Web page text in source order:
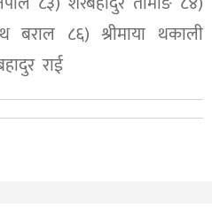
बराल ८६) श्रीमाया थकाली
राई